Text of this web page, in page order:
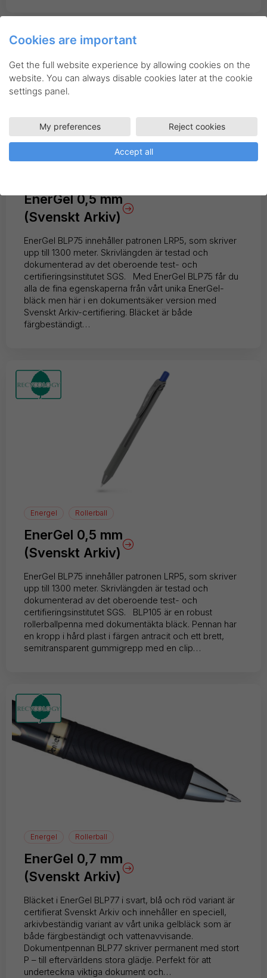
EnerGel 0,5 mm
(Svenskt Arkiv)
EnerGel BLP75 innehåller patronen LRP5, som skriver
upp till 1300 meter. Skrivlängden är testad och
dokumenterad av det oberoende test- och
certifieringsinstitutet SGS. Med EnerGel BLP75 får du
alla de fina egenskaperna från vårt unika EnerGel-
bläck men här i en dokumentsäker version med
Svenskt Arkiv-certifiering. Bläcket är både
färgbeständigt…
Energel Rollerball
EnerGel 0,5 mm
(Svenskt Arkiv)
EnerGel BLP75 innehåller patronen LRP5, som skriver
upp till 1300 meter. Skrivlängden är testad och
dokumenterad av det oberoende test- och
certifieringsinstitutet SGS. BLP105 är en robust
rollerballpenna med dokumentäkta bläck. Pennan har
en kropp i hård plast i färgen antracit och ett brett,
semitransparent gummigrepp med en clip…
Energel Rollerball
EnerGel 0,7 mm
(Svenskt Arkiv)
Bläcket i EnerGel BLP77 i svart, blå och röd variant är
certifierat Svenskt Arkiv och innehåller en speciell,
arkivbeständig variant av vårt unika gelbläck som är
både färgbeständigt och vattenavvisande.
Dokumentpennan BLP77 skriver permanent med stort
P – till eftervärldens stora glädje. Perfekt för att
underteckna viktiga dokument och…
Cookies are important
Get the full website experience by allowing cookies on the
website. You can always disable cookies later at the cookie
settings panel.
My preferences Reject cookies
Accept all